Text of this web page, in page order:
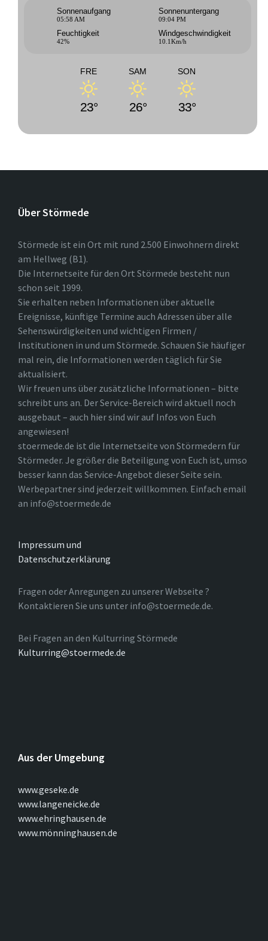
Sonnenaufgang
05:58 AM
Sonnenuntergang
09:04 PM
Feuchtigkeit
42%
Windgeschwindigkeit
10.1Km/h
FRE
23°
SAM
26°
SON
33°
Über Störmede
Störmede ist ein Ort mit rund 2.500 Einwohnern direkt
am Hellweg (B1).
Die Internetseite für den Ort Störmede besteht nun
schon seit 1999.
Sie erhalten neben Informationen über aktuelle
Ereignisse, künftige Termine auch Adressen über alle
Sehenswürdigkeiten und wichtigen Firmen /
Institutionen in und um Störmede. Schauen Sie häufiger
mal rein, die Informationen werden täglich für Sie
aktualisiert.
Wir freuen uns über zusätzliche Informationen – bitte
schreibt uns an. Der Service-Bereich wird aktuell noch
ausgebaut – auch hier sind wir auf Infos von Euch
angewiesen!
stoermede.de ist die Internetseite von Störmedern für
Störmeder. Je größer die Beteiligung von Euch ist, umso
besser kann das Service-Angebot dieser Seite sein.
Werbepartner sind jederzeit willkommen. Einfach email
an info@stoermede.de
Impressum und
Datenschutzerklärung
Fragen oder Anregungen zu unserer Webseite ?
Kontaktieren Sie uns unter info@stoermede.de.
Bei Fragen an den Kulturring Störmede
Kulturring@stoermede.de
Aus der Umgebung
www.geseke.de
www.langeneicke.de
www.ehringhausen.de
www.mönninghausen.de